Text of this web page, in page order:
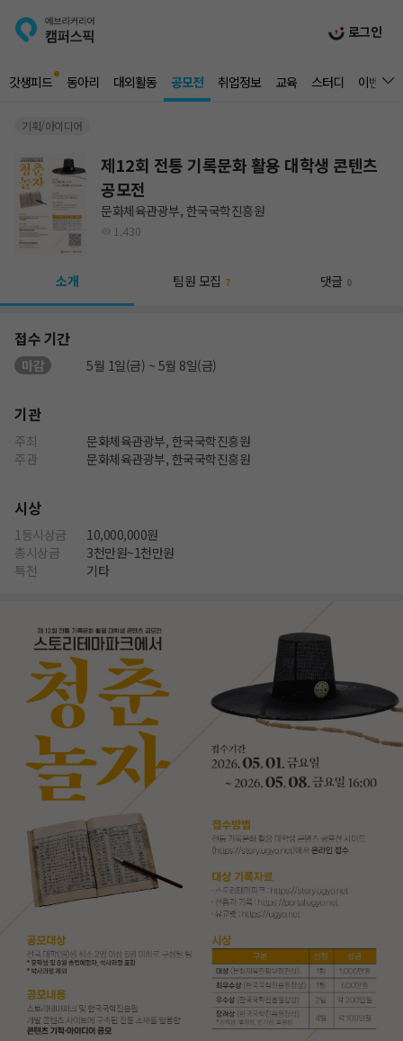
로그인
갓생피드 동아리 대외활동 공모전 취업정보 교육 스터디 이벤트
기획/아이디어
제12회 전통 기록문화 활용 대학생 콘텐츠
공모전
문화체육관광부, 한국국학진흥원
1,430
소개 팀원 모집 7 댓글 0
접수 기간
마감 5월 1일(금) ~ 5월 8일(금)
기관
주최
문화체육관광부, 한국국학진흥원
주관
문화체육관광부, 한국국학진흥원
시상
1등시상금
10,000,000원
총시상금
3천만원~1천만원
특전
기타